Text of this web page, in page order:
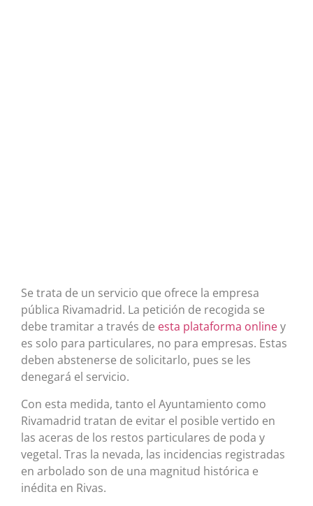
Se trata de un servicio que ofrece la empresa
pública Rivamadrid. La petición de recogida se
debe tramitar a través de esta plataforma onliney
es solo para particulares, no para empresas. Estas
deben abstenerse de solicitarlo, pues se les
denegará el servicio.
Con esta medida, tanto el Ayuntamiento como
Rivamadrid tratan de evitar el posible vertido en
las aceras de los restos particulares de poda y
vegetal. Tras la nevada, las incidencias registradas
en arbolado son de una magnitud histórica e
inédita en Rivas.